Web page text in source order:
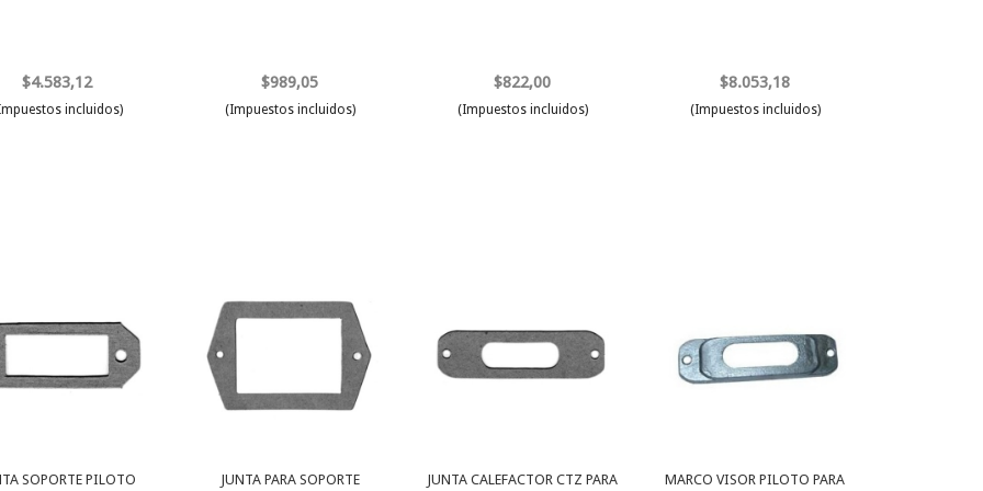
$4.583,12
incluidos)
$989,05
(Impuestos incluidos)
$822,00
(Impuestos incluidos)
$8.053,18
(Impuestos incluidos)
SOPORTE PILOTO JUNTA PARA SOPORTE JUNTA CALEFACTOR CTZ PARA MARCO VISOR PILOTO PARA